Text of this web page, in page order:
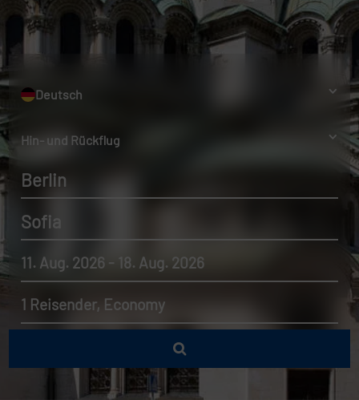
Deutsch
Hin- und Rückflug
Berlin
Sofia
11. Aug. 2026 - 18. Aug. 2026
1 Reisender, Economy